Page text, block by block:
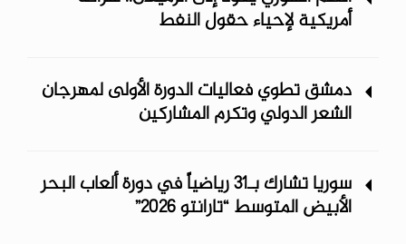
أمريكية لإحياء حقول النفط
دمشق تطوي فعاليات الدورة الأولى لمهرجان
الشعر الدولي وتكرم المشاركين
سوريا تشارك بـ31 رياضياً في دورة ألعاب البحر
الأبيض المتوسط “تارانتو 2026”